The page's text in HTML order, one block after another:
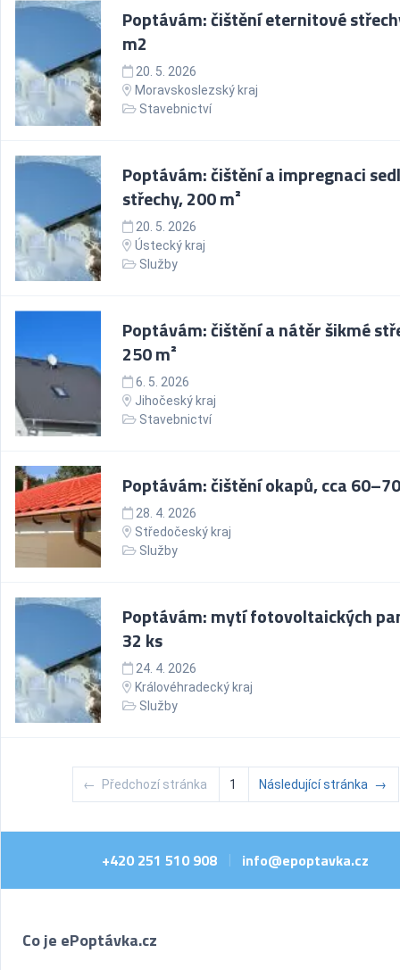
Poptávám: čištění eternitové
m2
20. 5. 2026
Moravskoslezský kraj
Stavebnictví
Poptávám: čištění a impregnaci
střechy, 200 m²
20. 5. 2026
Ústecký kraj
Služby
Poptávám: čištění a nátěr šikmé
250 m²
6. 5. 2026
Jihočeský kraj
Stavebnictví
Poptávám: čištění okapů, cca
28. 4. 2026
Středočeský kraj
Služby
Poptávám: mytí fotovoltaických
32 ks
24. 4. 2026
Královéhradecký kraj
Služby
← Předchozí stránka 1 Následující stránka →
+420 251 510 908 | info@epoptavka.cz
Co je ePoptávka.cz